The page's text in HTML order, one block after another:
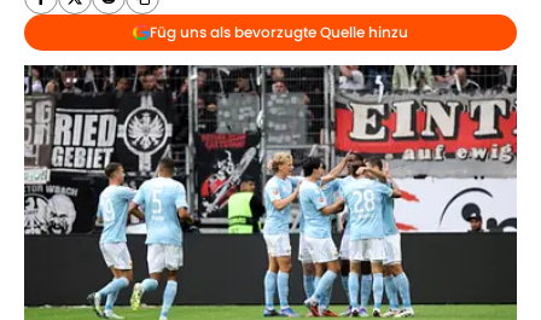
Füg uns als bevorzugte Quelle hinzu